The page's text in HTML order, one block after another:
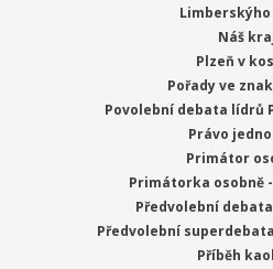
Náš
Plzeň v
Pořady ve
Povolební debata lídrů
Právo
Primátor
Primátorka osobně
Předvolební debata
Předvolební
Příběh